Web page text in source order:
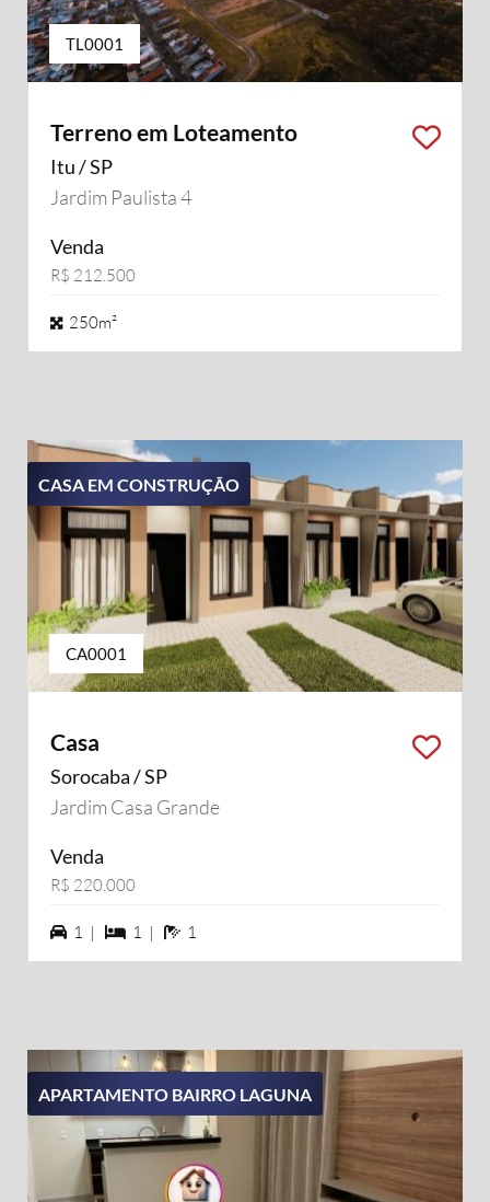
TL0001
Terreno em Loteamento
Itu / SP
Jardim Paulista 4
Venda
R$ 212.500
250m²
CASA EM CONSTRUÇÃO
CA0001
Casa
Sorocaba / SP
Jardim Casa Grande
Venda
R$ 220.000
1 vagas na garagem
1 | 1 dormiórios
1 | 1 banheiros
1
APARTAMENTO BAIRRO LAGUNA